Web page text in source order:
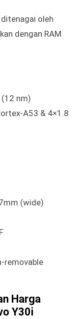
oleh
dengan RAM
(12 nm)
A53 & 4×1.8
(wide)
removable
Harga
Y30i